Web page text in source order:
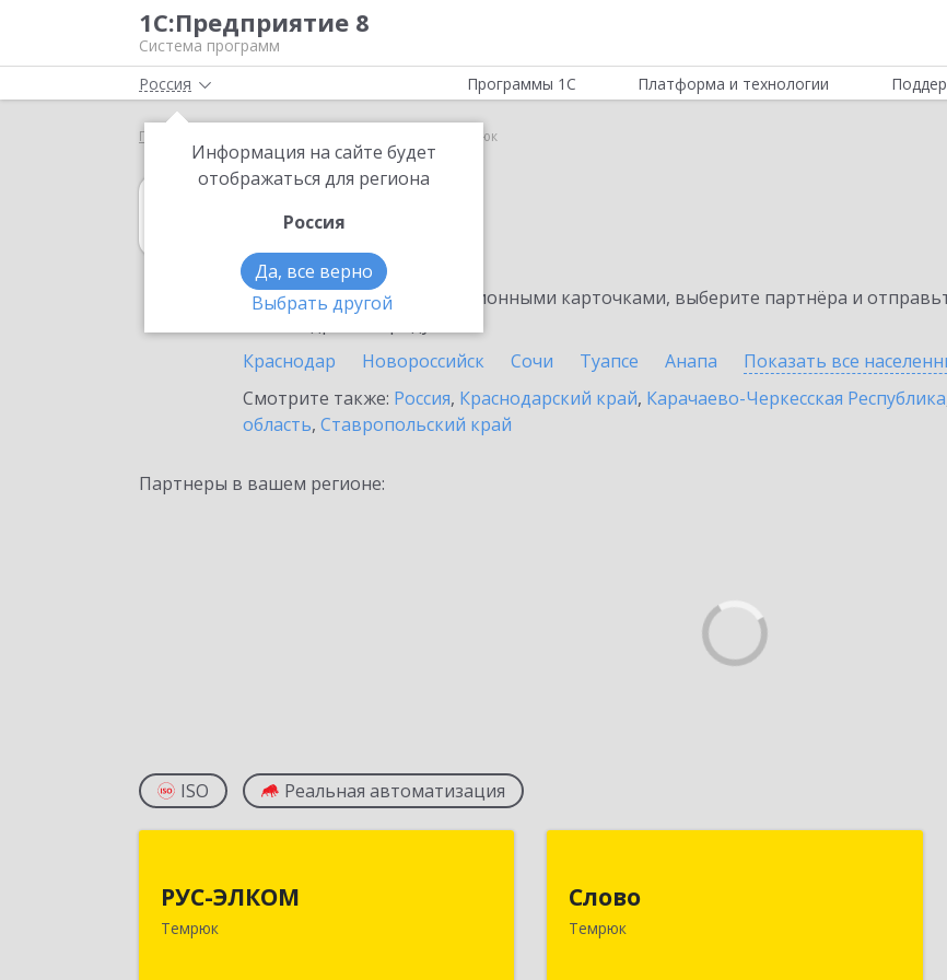
1С:Предприятие 8
Система программ
Россия
Информация на сайте будет
отображаться для региона
Россия
Да, все верно
Выбрать другой
Программы 1С Платформа и технологии
Главная Темрюк
1С:Розница
в Темрюке
Ознакомьтесь с информационными карточками, выберите партнёра и
Краснодар
Новороссийск Сочи Туапсе Анапа Показать все
Смотрите также: Россия, Краснодарский край, Карачаево-Черкесская Республика
область, Ставропольский край
Партнеры в вашем регионе:
ISO Реальная автоматизация
РУС-ЭЛКОМ
Темрюк
Темрюкский р-н, Темрюк г, Ленина
Слово
Темрюк
Темрюкский р-н, Темрюк г, Калинина